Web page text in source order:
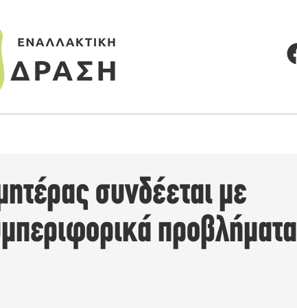
συνδέεται με
προβλήματα